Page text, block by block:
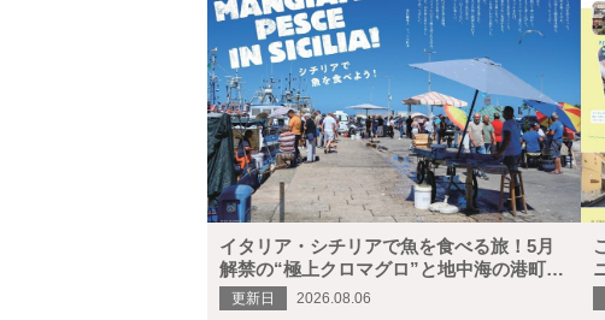
イタリア・シチリアで魚を食べる旅！5月
解禁の“極上クロマグロ”と地中海の港町で
味わう“旬の美味”
更新日 2026.08.06